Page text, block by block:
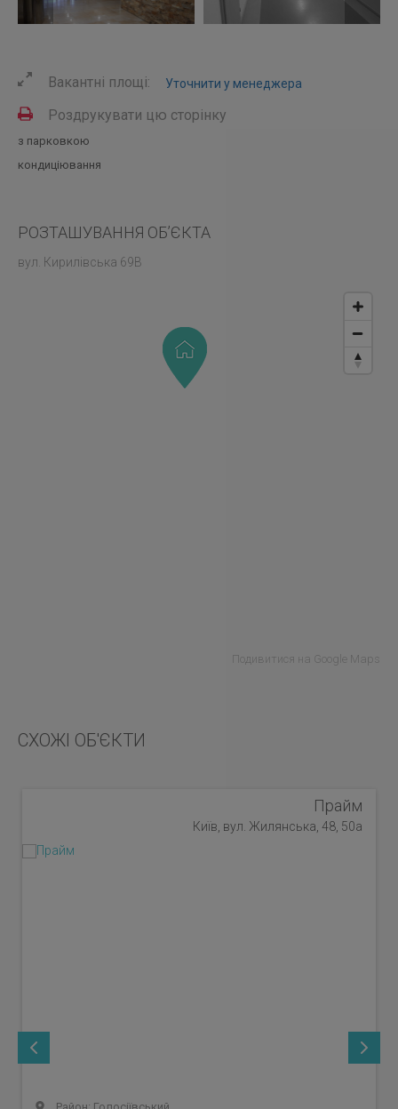
Вакантні площі: Уточнити у менеджера
Роздрукувати цю сторінку
з парковкою
кондиціювання
РОЗТАШУВАННЯ ОБ’ЄКТА
вул. Кирилівська 69В
Подивитися на Google Maps
СХОЖІ ОБ'ЄКТИ
Прайм
Київ, вул. Жилянська, 48, 50а